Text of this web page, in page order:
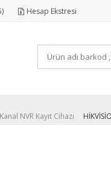
Hesap Ekstresi
NVR Kayıt Cihazı